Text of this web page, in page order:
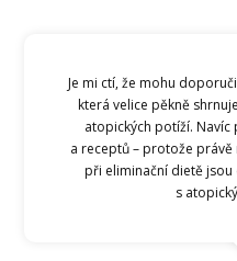
Je mi ctí, že mohu
která velice pěkně
atopických potíží.
a receptů – protože
při eliminační dietě
s